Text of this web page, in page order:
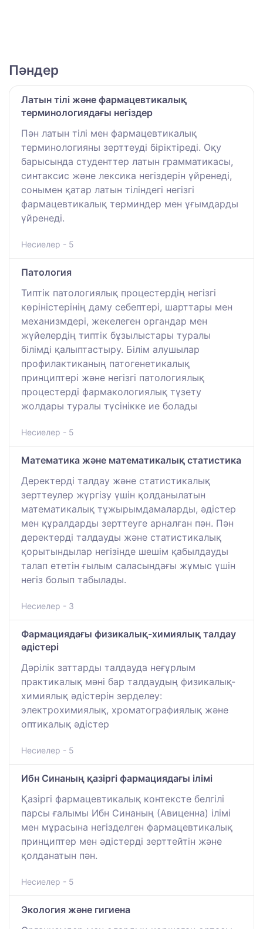
Пәндер
Латын тілі және фармацевтикалық
терминологиядағы негіздер
Пән латын тілі мен фармацевтикалық
терминологияны зерттеуді біріктіреді. Оқу
барысында студенттер латын грамматикасы,
синтаксис және лексика негіздерін үйренеді,
сонымен қатар латын тіліндегі негізгі
фармацевтикалық терминдер мен ұғымдарды
үйренеді.
Несиелер - 5
Патология
Типтік патологиялық процестердің негізгі
көріністерінің даму себептері, шарттары мен
механизмдері, жекелеген органдар мен
жүйелердің типтік бұзылыстары туралы
білімді қалыптастыру. Білім алушылар
профилактиканың патогенетикалық
принциптері және негізгі патологиялық
процестерді фармакологиялық түзету
жолдары туралы түсінікке ие болады
Несиелер - 5
Математика және математикалық статистика
Деректерді талдау және статистикалық
зерттеулер жүргізу үшін қолданылатын
математикалық тұжырымдамаларды, әдістер
мен құралдарды зерттеуге арналған пән. Пән
деректерді талдауды және статистикалық
қорытындылар негізінде шешім қабылдауды
талап ететін ғылым саласындағы жұмыс үшін
негіз болып табылады.
Несиелер - 3
Фармациядағы физикалық-химиялық талдау
әдістері
Дәрілік заттарды талдауда неғұрлым
практикалық мәні бар талдаудың физикалық-
химиялық әдістерін зерделеу:
электрохимиялық, хроматографиялық және
оптикалық әдістер
Несиелер - 5
Ибн Синаның қазіргі фармациядағы ілімі
Қазіргі фармацевтикалық контексте белгілі
парсы ғалымы Ибн Синаның (Авиценна) ілімі
мен мұрасына негізделген фармацевтикалық
принциптер мен әдістерді зерттейтін және
қолданатын пән.
Несиелер - 5
Экология және гигиена